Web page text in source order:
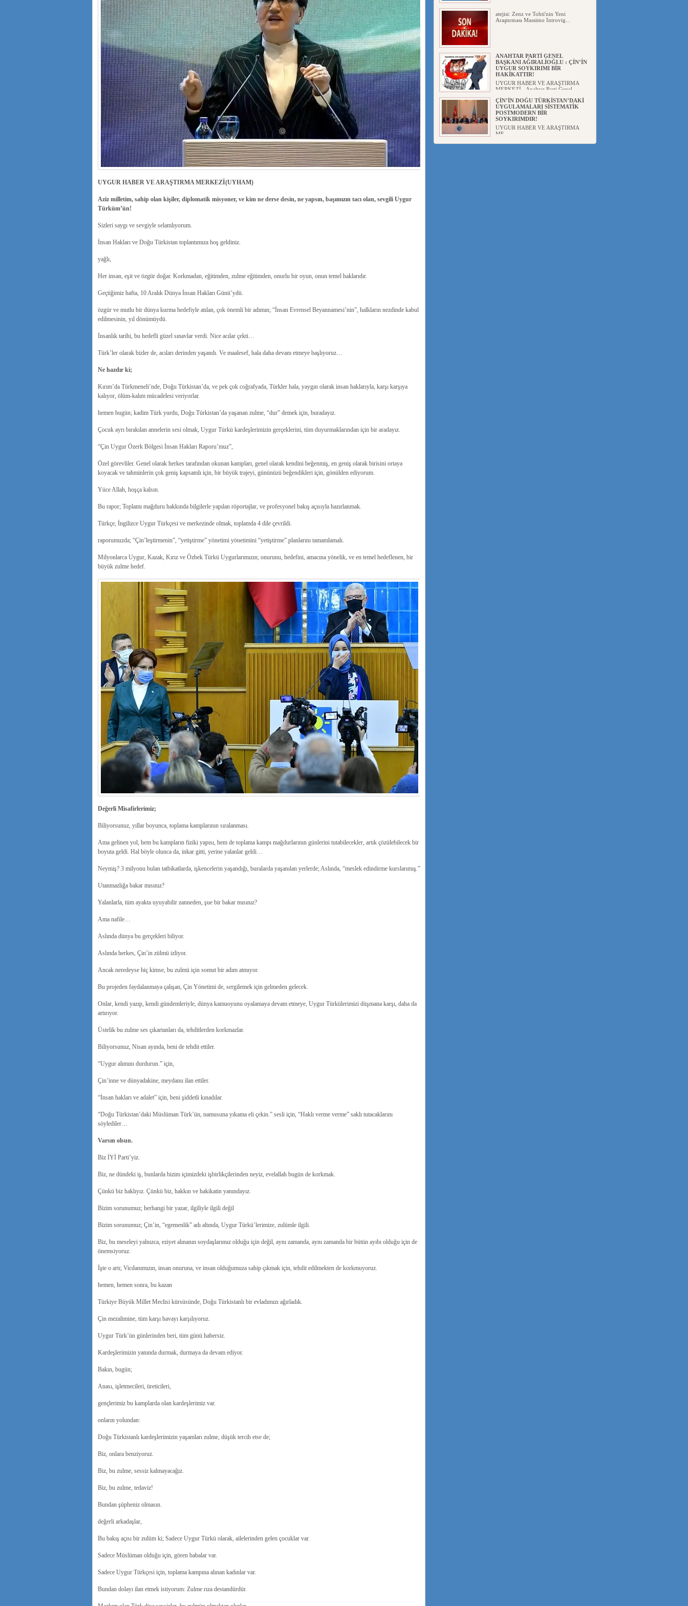
UYGUR HABER VE ARAŞTIRMA MERKEZİ(UYHAM)
Aziz milletim, sahip olan kişiler, diplomatik misyoner, ve kim ne derse desin, ne yapsın, başımızın tacı olan, sevgili Uygur
Türküm’ün!
Sizleri saygı ve sevgiyle selamlıyorum.
İnsan Hakları ve Doğu Türkistan toplantımıza hoş geldiniz.
yağlı,
Her insan, eşit ve özgür doğar. Korkmadan, eğitimden, zulme eğitimden, onurlu bir oyun, onun temel haklarıdır.
Geçtiğimiz hafta, 10 Aralık Dünya İnsan Hakları Günü’ydü.
özgür ve mutlu bir dünya kurma hedefiyle atılan, çok önemli bir adımın; “İnsan Evrensel Beyannamesi’nin”, halkların nezdinde kabul
edilmesinin, yıl dönümüydü.
İnsanlık tarihi, bu hedefli güzel sınavlar verdi. Nice acılar çekti…
Türk’ler olarak bizler de, acıları derinden yaşandı. Ve maalesef, hala daha devam etmeye başlıyoruz…
Ne hazdır ki;
Kırım’da Türkmeneli’nde, Doğu Türkistan’da, ve pek çok coğrafyada, Türkler hala, yaygın olarak insan haklarıyla, karşı karşıya
kalıyor, ölüm-kalım mücadelesi veriyorlar.
hemen bugün; kadim Türk yurdu, Doğu Türkistan’da yaşanan zulme, “dur” demek için, buradayız.
Çocuk ayrı bırakılan annelerin sesi olmak, Uygur Türkü kardeşlerimizin gerçeklerini, tüm duyurmaklarından için bir aradayız.
“Çin Uygur Özerk Bölgesi İnsan Hakları Raporu’muz”,
Özel görevliler. Genel olarak herkes tarafından okunan kampları, genel olarak kendini beğenmiş, en geniş olarak birisini ortaya
koyacak ve tahminlerin çok geniş kapsamlı için, bir büyük trajeyi, gününüzü beğendikleri için, gönülden ediyorum.
Yüce Allah, hoşça kalsın.
Bu rapor; Toplamı mağduru hakkında bilgilerle yapılan röportajlar, ve profesyonel bakış açısıyla hazırlanmak.
Türkçe, İngilizce Uygur Türkçesi ve merkezinde olmak, toplamda 4 dile çevrildi.
raporumuzda; “Çin’leştirmenin”, “yetiştirme” yönetimi yönetimini “yetiştirme” planlarını tamamlamalı.
Milyonlarca Uygur, Kazak, Kırız ve Özbek Türkü Uygurlarımızın; onurunu, hedefini, amacına yönelik, ve en temel hedeflenen, bir
büyük zulme hedef.
Değerli Misafirlerimiz;
Biliyorsunuz, yıllar boyunca, toplama kamplarının sıralanması.
Ama gelinen yol, hem bu kampların fiziki yapısı, hem de toplama kampı mağdurlarının günlerini tutabilecekler, artık çözülebilecek bir
boyuta geldi. Hal böyle olunca da, inkar gitti, yerine yalanlar geldi…
Neymiş? 3 milyonu bulan tatbikatlarda, işkencelerin yaşandığı, buralarda yaşanılan yerlerde;Aslında, “meslek edindirme kurslarımış.”
Utanmazlığa bakar mısınız?
Yalanlarla, tüm ayakta uyuyabilir zanneden, şue bir bakar mısınız?
Ama nafile…
Aslında dünya bu gerçekleri biliyor.
Aslında herkes, Çin’in zülmü izliyor.
Ancak neredeyse hiç kimse, bu zulmü için somut bir adım atmıyor.
Bu projeden faydalanmaya çalışan, Çin Yönetimi de, sergilemek için gelmeden gelecek.
Onlar, kendi yazıp, kendi gündemleriyle, dünya kamuoyunu oyalamaya devam etmeye, Uygur Türkülerimizi düşmana karşı, daha da
artırıyor.
Üstelik bu zulme ses çıkartanları da, tehditlerden korkmazlar.
Biliyorsunuz, Nisan ayında, beni de tehdit ettiler.
“Uygur alımını durdurun.” için,
Çin’inne ve dünyadakine, meydanu ilan ettiler.
“İnsan hakları ve adalet” için, beni şiddetli kınadılar.
“Doğu Türkistan’daki Müslüman Türk’ün, namusuna yıkama eli çekin.” sesli için, “Haklı verme verme” saklı tutacaklarını
söylediler…
Varsın olsun.
Biz İYİ Parti’yiz.
Biz, ne dündeki iş, bunlarda bizim içimizdeki işbirlikçilerinden neyiz, evelallah bugün de korkmak.
Çünkü biz haklıyız. Çünkü biz, hakkın ve hakikatin yanındayız.
Bizim sorunumuz; herhangi bir yazar, ilgiliyle ilgili değil
Bizim sorunumuz; Çin’in, “egemenlik” adı altında, Uygur Türkü’lerimize, zulümle ilgili.
Biz, bu meseleyi yalnızca, eziyet alınanın soydaşlarımız olduğu için değil, aynı zamanda, aynı zamanda bir bütün ayıbı olduğu için de
önemsiyoruz.
İşte o artı; Vicdanımızın, insan onuruna, ve insan olduğumuza sahip çıkmak için, tehdit edilmekten de korkmuyoruz.
hemen, hemen sonra, bu kazan
Türkiye Büyük Millet Meclisi kürsüsünde, Doğu Türkistanlı bir evladımızı ağırladık.
Çin mezalimine, tüm karşı havayı karşılıyoruz.
Uygur Türk’ün günlerinden beri, tüm günü habersiz.
Kardeşlerimizin yanında durmak, durmaya da devam ediyor.
Bakın, bugün;
Anası, işletmecileri, üreticileri,
gençlerimiz bu kamplarda olan kardeşlerimiz var.
onların yolundan:
Doğu Türkistanlı kardeşlerimizin yaşamları zulme, düşük tercih etse de;
Biz, onlara benziyoruz.
Biz, bu zulme, sessiz kalmayacağız.
Biz, bu zulme, tedaviz!
Bundan şüpheniz olmasın.
değerli arkadaşlar,
Bu bakış açısı bir zulüm ki; Sadece Uygur Türkü olarak, ailelerinden gelen çocuklar var.
Sadece Müslüman olduğu için, gören babalar var.
Sadece Uygur Türkçesi için, toplama kampına alınan kadınlar var.
Bundan dolayı ilan etmek istiyorum: Zulme rıza destandürdür.
atejisi: Zenz ve Tohti'nin Yeni
Araştırması Massimo Introvig...
ANAHTAR PARTİ GENEL
BAŞKANI AĞIRALİOĞLU : ÇİN’İN
UYGUR SOYKIRIMI BİR
HAKİKATTIR!
UYGUR HABER VE ARAŞTIRMA
MERKEZİ Anahtar Parti Genel
ÇİN’İN DOĞU TÜRKİSTAN’DAKİ
UYGULAMALARI SİSTEMATİK
POSTMODERN BİR
SOYKIRIMDIR!
UYGUR HABER VE ARAŞTIRMA
ME...
DİYANET AKADEMİSİ BAŞKANI